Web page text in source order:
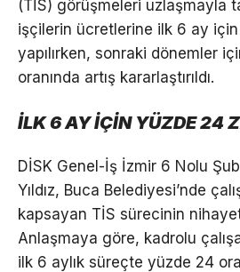
(TİS) görüşmeleri uzlaşmayla
işçilerin ücretlerine ilk 6 ay
yapılırken, sonraki dönemler
oranında artış kararlaştırıldı.
İLK 6 AY İÇİN YÜZDE 24
DİSK Genel-İş İzmir 6 Nolu
Yıldız, Buca Belediyesi’nde
kapsayan TİS sürecinin
Anlaşmaya göre, kadrolu
ilk 6 aylık süreçte yüzde 24